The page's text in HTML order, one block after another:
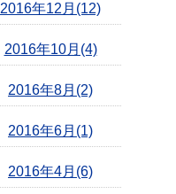
2016年12月(12)
2016年10月(4)
2016年8月(2)
2016年6月(1)
2016年4月(6)